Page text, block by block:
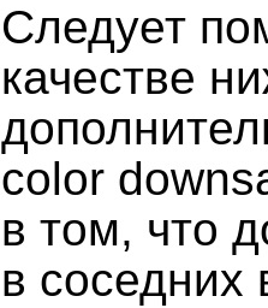
Следует
качестве
color
в том, что
в соседних